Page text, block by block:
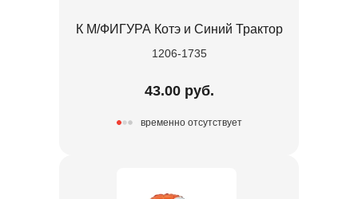
К М/ФИГУРА Котэ и Синий Трактор
1206-1735
43.00 руб.
временно отсутствует